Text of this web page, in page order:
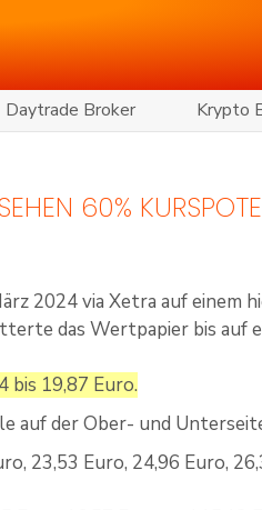
Daytrade Broker Krypto
60%
2024 via Xetra auf einem
das Wertpapier bis auf
bis 19,87 Euro.
auf der Ober- und
23,53 Euro, 24,96 Euro,